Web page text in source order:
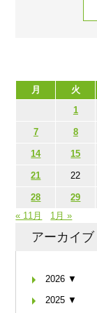
月 火
1
7 8
14 15
21 22
28 29
« 11月
1月 »
アーカイブ
2026 ▼
2025 ▼